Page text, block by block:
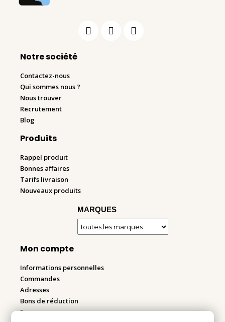
Notre société
Contactez-nous
Qui sommes nous ?
Nous trouver
Recrutement
Blog
Produits
Rappel produit
Bonnes affaires
Tarifs livraison
Nouveaux produits
MARQUES
Mon compte
Informations personnelles
Commandes
Adresses
Bons de réduction
Espace pro